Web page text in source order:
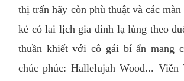
thị trấn hãy còn phù thuật và các
kẻ có lai lịch gia đình lạ lùng theo
thuần khiết với cô gái bí ẩn mang
chúc phúc: Hallelujah Wood... Viễn